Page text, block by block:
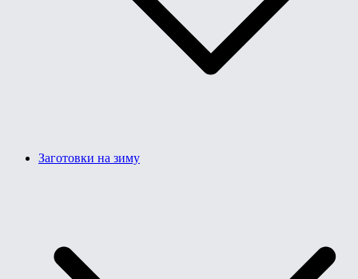
Заготовки на зиму